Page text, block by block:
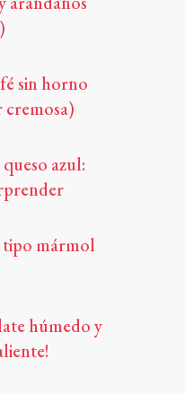
sin horno
cremosa)
azul:
tipo mármol
húmedo y